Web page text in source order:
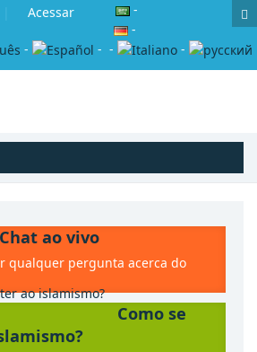
Acessar
-
-
- - - -
Chat ao vivo
qualquer pergunta acerca do
Como se